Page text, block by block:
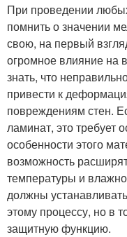
При проведении
помнить о значении
свою, на первый
огромное влияние
знать, что
привести к
повреждениям стен.
ламинат, это требует
особенности этого
возможность
температуры и
должны
этому процессу, но в
защитную функцию.